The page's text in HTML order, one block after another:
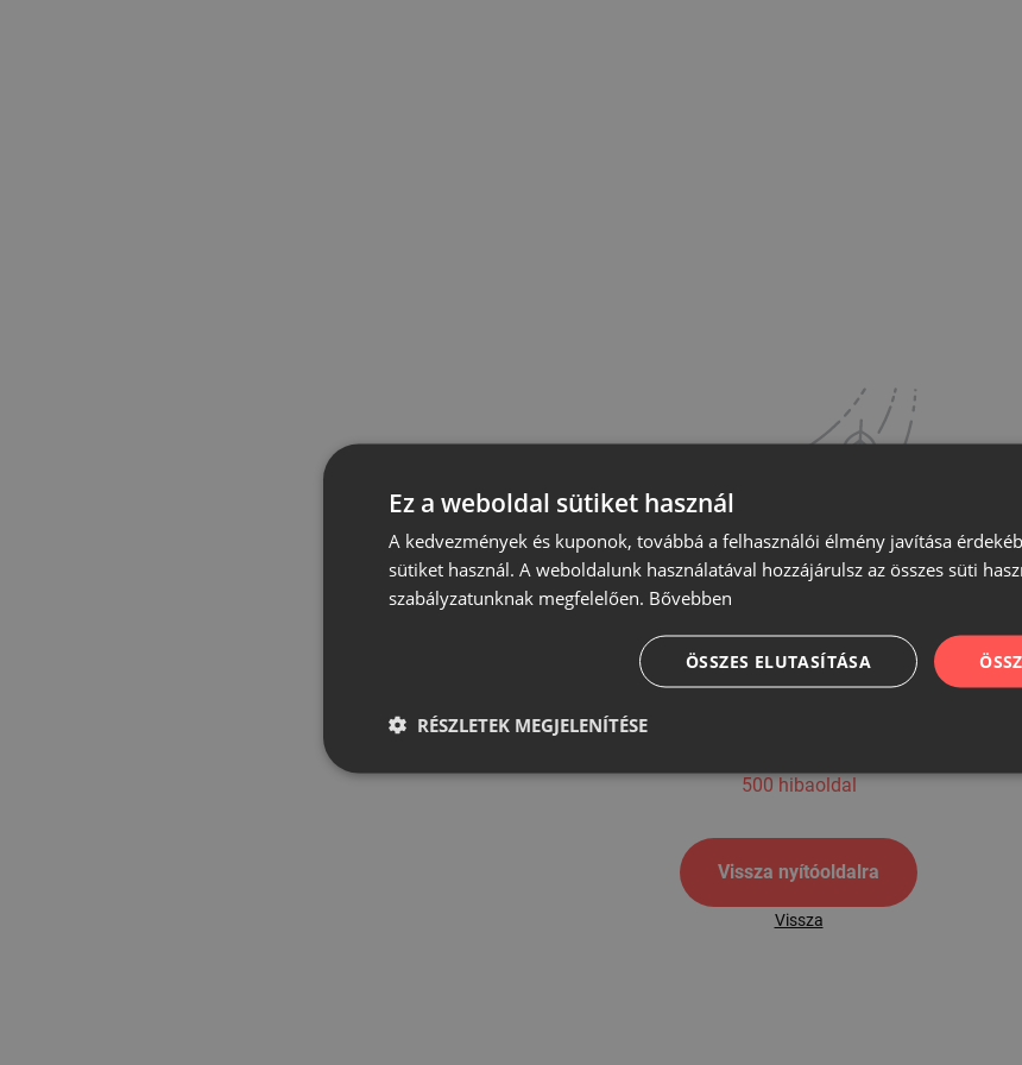
500
500 hibaoldal
Vissza nyítóoldalra
Vissza
Ez a weboldal sütiket használ
A kedvezmények és kuponok, továbbá a felhasználói élmény javítása
sütiket használ. A weboldalunk használatával hozzájárulsz az összes süti
szabályzatunknak megfelelően. Bővebben
ÖSSZES ELUTASÍTÁSA
RÉSZLETEK MEGJELENÍTÉSE